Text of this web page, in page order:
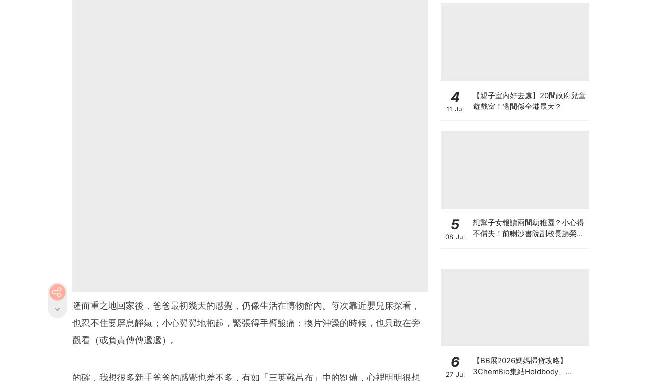
隆而重之地回家後，爸爸最初幾天的感覺，仍像生活在博物館內。每次靠近嬰兒床探看，
也忍不住要屏息靜氣；小心翼翼地抱起，緊張得手臂酸痛；換片沖澡的時候，也只敢在旁
觀看（或負責傳傳遞遞）。
的確，我想很多新手爸爸的感覺也差不多，有如「三英戰呂布」中的劉備，心裡明明很想
4
11 Jul
【親子室內好去處】20間政府兒童
遊戲室！邊間係全港最大？
5
08 Jul
想幫子女報讀兩間幼稚園？小心得
不償失！前喇沙書院副校長趙榮
6
27 Jul
【BB展2026媽媽掃貨攻略】
3ChemBio集結Holdbody、